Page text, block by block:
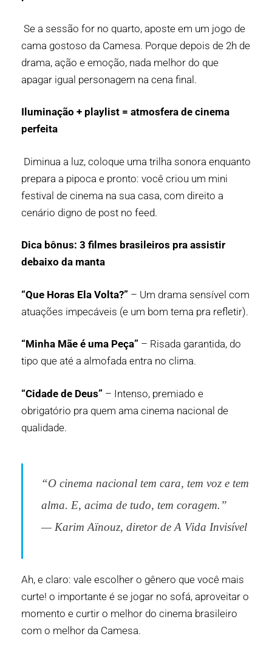
Se a sessão for no quarto, aposte em um jogo de
cama gostoso da Camesa. Porque depois de 2h de
drama, ação e emoção, nada melhor do que
apagar igual personagem na cena final.
Iluminação + playlist = atmosfera de cinema
perfeita
Diminua a luz, coloque uma trilha sonora enquanto
prepara a pipoca e pronto: você criou um mini
festival de cinema na sua casa, com direito a
cenário digno de post no feed.
Dica bônus: 3 filmes brasileiros pra assistir
debaixo da manta
“Que Horas Ela Volta?” – Um drama sensível com
atuações impecáveis (e um bom tema pra refletir).
“Minha Mãe é uma Peça” – Risada garantida, do
tipo que até a almofada entra no clima.
“Cidade de Deus” – Intenso, premiado e
obrigatório pra quem ama cinema nacional de
qualidade.
“O cinema nacional tem cara, tem voz e tem
alma. E, acima de tudo, tem coragem.”
— Karim Aïnouz, diretor de A Vida Invisível
Ah, e claro: vale escolher o gênero que você mais
curte! o importante é se jogar no sofá, aproveitar o
momento e curtir o melhor do cinema brasileiro
com o melhor da Camesa.